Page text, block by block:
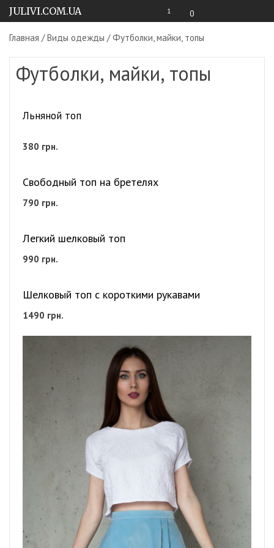
JULIVI.COM.UA 1 0
Главная /Виды одежды / Футболки, майки, топы
Футболки, майки, топы
Льняной топ
380 грн.
Свободный топ на бретелях
790 грн.
Легкий шелковый топ
990 грн.
Шелковый топ с короткими рукавами
1490 грн.